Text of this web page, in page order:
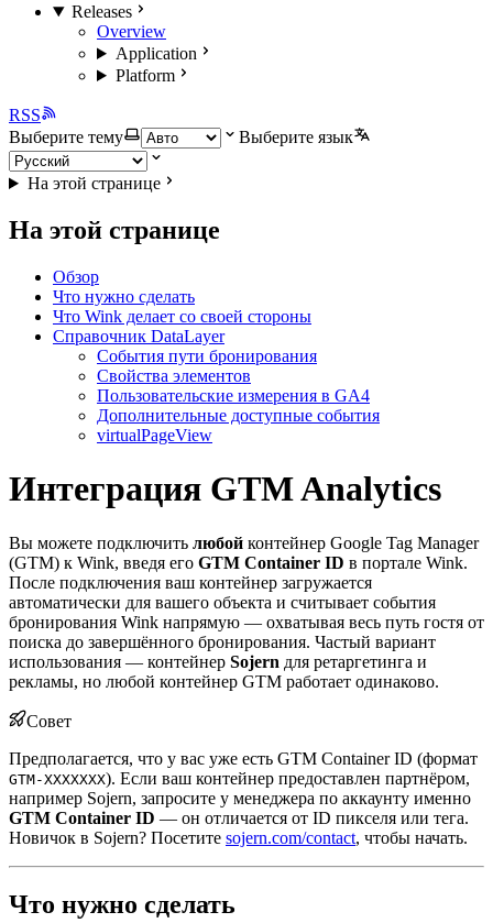
Releases
Overview
Application
Platform
RSS
Выберите тему
Выберите язык
На этой странице
На этой странице
Обзор
Что нужно сделать
Что Wink делает со своей стороны
Справочник DataLayer
События пути бронирования
Свойства элементов
Пользовательские измерения в GA4
Дополнительные доступные события
virtualPageView
Интеграция GTM Analytics
Вы можете подключить любой контейнер Google Tag Manager
(GTM) к Wink, введя его GTM Container ID в портале Wink.
После подключения ваш контейнер загружается
автоматически для вашего объекта и считывает события
бронирования Wink напрямую — охватывая весь путь гостя от
поиска до завершённого бронирования. Частый вариант
использования — контейнер Sojern для ретаргетинга и
рекламы, но любой контейнер GTM работает одинаково.
Совет
Предполагается, что у вас уже есть GTM Container ID (формат
GTM-XXXXXXX). Если ваш контейнер предоставлен партнёром,
например Sojern, запросите у менеджера по аккаунту именно
GTM Container ID — он отличается от ID пикселя или тега.
Новичок в Sojern? Посетите sojern.com/contact, чтобы начать.
Что нужно сделать